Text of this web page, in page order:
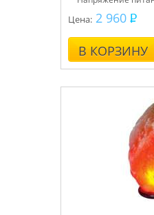
Цена: 2 960
В КОРЗИНУ